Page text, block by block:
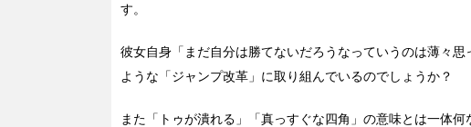
す。
彼女自身「まだ自分は勝てないだろうなっていうのは薄々
ような「ジャンプ改革」に取り組んでいるのでしょうか？
また「トゥが潰れる」「真っすぐな四角」の意味とは一体何